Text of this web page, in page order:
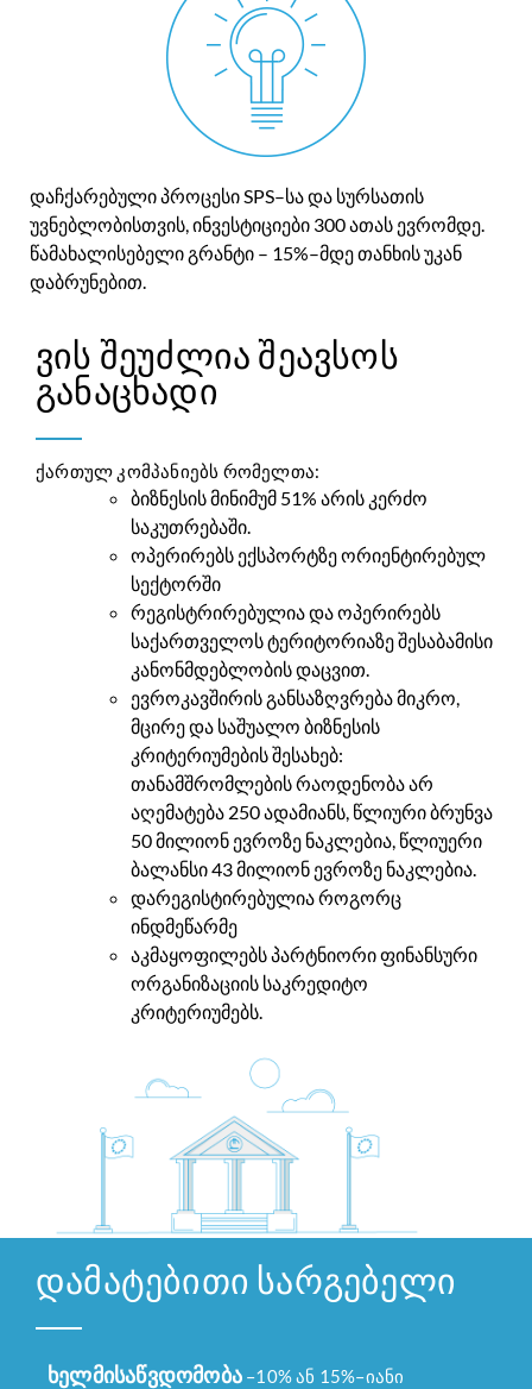
დაჩქარებული პროცესი SPS–სა და სურსათის
უვნებლობისთვის, ინვესტიციები 300 ათას ევრომდე.
წამახალისებელი გრანტი – 15%–მდე თანხის უკან
დაბრუნებით.
ვის შეუძლია შეავსოს
განაცხადი
ქართულ კომპანიებს რომელთა:
ბიზნესის მინიმუმ 51% არის კერძო
საკუთრებაში.
ოპერირებს ექსპორტზე ორიენტირებულ
სექტორში
რეგისტრირებულია და ოპერირებს
საქართველოს ტერიტორიაზე შესაბამისი
კანონმდებლობის დაცვით.
ევროკავშირის განსაზღვრება მიკრო,
მცირე და საშუალო ბიზნესის
კრიტერიუმების შესახებ:
თანამშრომლების რაოდენობა არ
აღემატება 250 ადამიანს, წლიური ბრუნვა
50 მილიონ ევროზე ნაკლებია, წლიუერი
ბალანსი 43 მილიონ ევროზე ნაკლებია.
დარეგისტირებულია როგორც
ინდმეწარმე
აკმაყოფილებს პარტნიორი ფინანსური
ორგანიზაციის საკრედიტო
კრიტერიუმებს.
დამატებითი სარგებელი
ხელმისაწვდომობა –10% ან 15%–იანი